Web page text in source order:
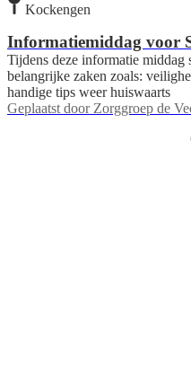
Kockengen
Informatiemiddag voor
Tijdens deze informatie middag
belangrijke zaken zoals:
handige tips weer huiswaarts
Geplaatst door Zorggroep de